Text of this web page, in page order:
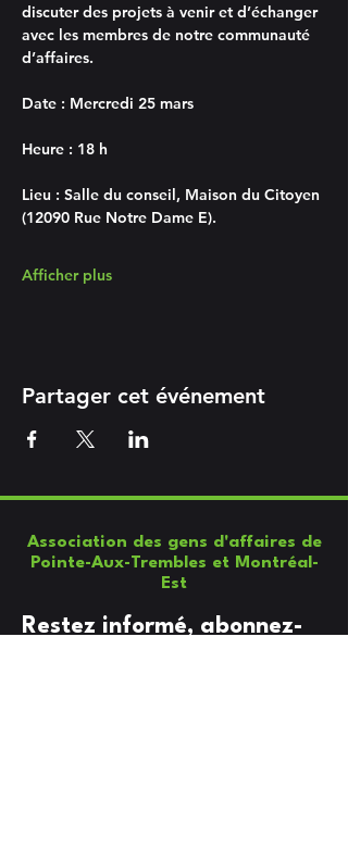
discuter des projets à venir et d’échanger
avec les membres de notre communauté
d’affaires.
Date : Mercredi 25 mars
Heure : 18 h
Lieu : Salle du conseil, Maison du Citoyen
(12090 Rue Notre Dame E).
Afficher plus
Partager cet événement
Association des gens d'affaires de
Pointe-Aux-Trembles et Montréal-
Est
Restez informé, abonnez-